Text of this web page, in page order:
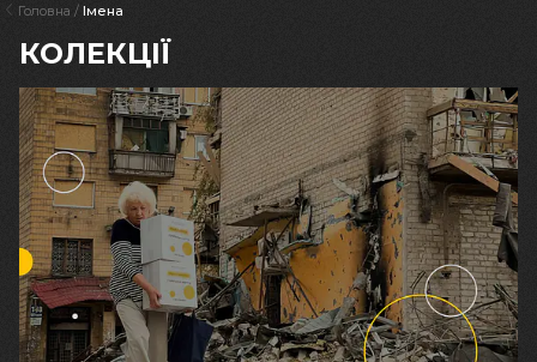
Головна Імена
КОЛЕКЦІЇ